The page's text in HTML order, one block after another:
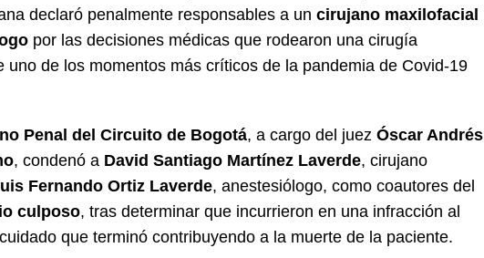
declaró penalmente responsables a un cirujano maxilofacial
por las decisiones médicas que rodearon una cirugía
uno de los momentos más críticos de la pandemia de Covid-19
Penal del Circuito de Bogotá, a cargo del juez Óscar Andrés
, condenó a David Santiago Martínez Laverde, cirujano
Fernando Ortiz Laverde, anestesiólogo, como coautores del
culposo, tras determinar que incurrieron en una infracción al
que terminó contribuyendo a la muerte de la paciente.